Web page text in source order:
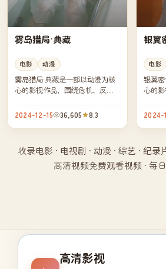
雾岛猎局·典藏
电影 动漫
雾岛猎局·典藏是一部以动漫为核
心的影视作品，围绕危机、反转
凑，值得推荐观看。
2024-12-15 36,605 8.3
银翼
电影
银翼
心的
凑，
2024-
收录电影 · 电视剧 · 动漫 · 综艺 · 纪录
高清视频免费观看视频 · 每
高清影视